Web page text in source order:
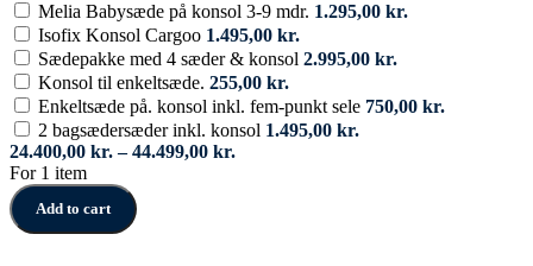
Melia Babysæde på konsol 3-9 mdr. 1.295,00 kr.
Isofix Konsol Cargoo 1.495,00 kr.
Sædepakke med 4 sæder & konsol 2.995,00 kr.
Konsol til enkeltsæde. 255,00 kr.
Enkeltsæde på. konsol inkl. fem-punkt sele 750,00 kr.
2 bagsædersæder inkl. konsol 1.495,00 kr.
24.400,00 kr. – 44.499,00 kr.
For 1 item
Add to cart